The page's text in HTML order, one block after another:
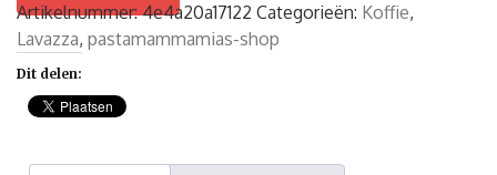
Artikelnummer:4e4a20a17122 Categorieën: Koffie,
Lavazza, pastamammamias-shop
Dit delen: